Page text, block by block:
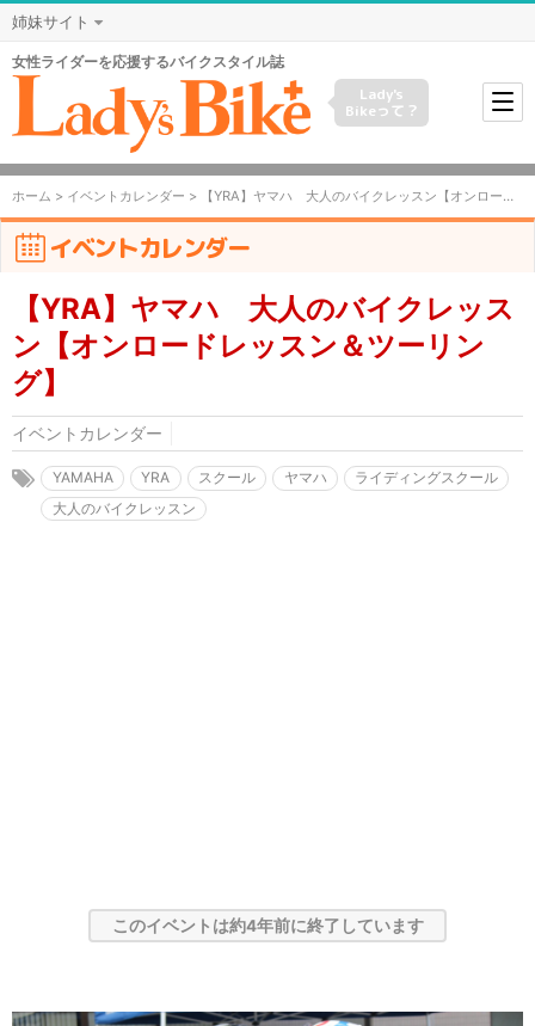
姉妹サイト
女性ライダーを応援するバイクスタイル誌
Lady's
Bikeって？
ホーム > イベントカレンダー > 【YRA】ヤマハ 大人のバイクレッスン【オンロードレッスン＆ツーリング】
イベントカレンダー
【YRA】ヤマハ 大人のバイクレッス
ン【オンロードレッスン＆ツーリン
グ】
イベントカレンダー
YAMAHA YRA スクール ヤマハ
ライディングスクール
大人のバイクレッスン
このイベントは約4年前に終了しています